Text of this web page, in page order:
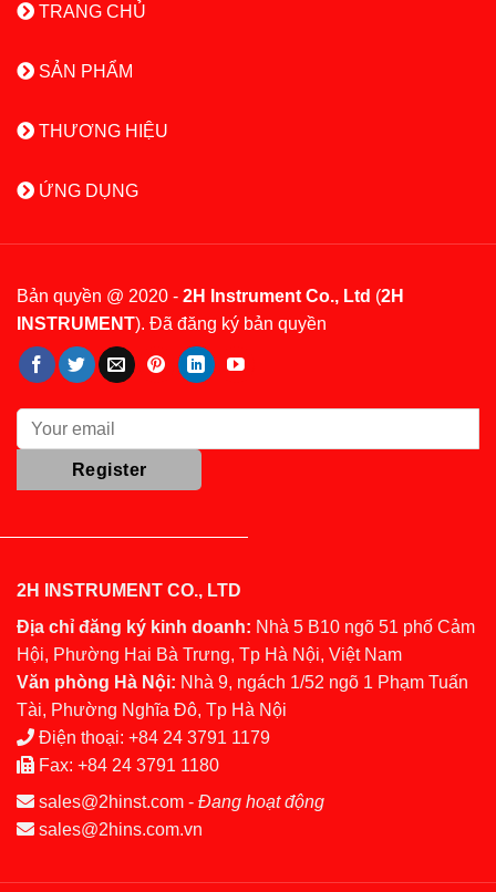
TRANG CHỦ
SẢN PHẨM
THƯƠNG HIỆU
ỨNG DỤNG
Bản quyền @ 2020 - 2H Instrument Co., Ltd (2H
INSTRUMENT). Đã đăng ký bản quyền
2H INSTRUMENT CO., LTD
Địa chỉ đăng ký kinh doanh: Nhà 5 B10 ngõ 51 phố Cảm
Hội, Phường Hai Bà Trưng, Tp Hà Nội, Việt Nam
Văn phòng Hà Nội: Nhà 9, ngách 1/52 ngõ 1 Phạm Tuấn
Tài, Phường Nghĩa Đô, Tp Hà Nội
Điện thoại: +84 24 3791 1179
Fax: +84 24 3791 1180
sales@2hinst.com - Đang hoạt động
sales@2hins.com.vn